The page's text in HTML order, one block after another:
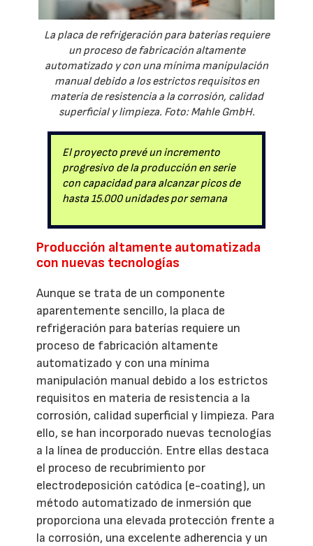
La placa de refrigeración para baterías requiere
un proceso de fabricación altamente
automatizado y con una mínima manipulación
manual debido a los estrictos requisitos en
materia de resistencia a la corrosión, calidad
superficial y limpieza. Foto: Mahle GmbH.
El proyecto prevé un incremento
progresivo de la producción en serie
con capacidad para alcanzar picos de
hasta 15.000 unidades por semana
Producción altamente automatizada
con nuevas tecnologías
Aunque se trata de un componente
aparentemente sencillo, la placa de
refrigeración para baterías requiere un
proceso de fabricación altamente
automatizado y con una mínima
manipulación manual debido a los estrictos
requisitos en materia de resistencia a la
corrosión, calidad superficial y limpieza. Para
ello, se han incorporado nuevas tecnologías
a la línea de producción. Entre ellas destaca
el proceso de recubrimiento por
electrodeposición catódica (e-coating), un
método automatizado de inmersión que
proporciona una elevada protección frente a
la corrosión, una excelente adherencia y un